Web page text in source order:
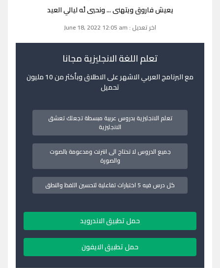
يعيش فاروق ويتهنى ... ونحيي لُه ليالي العيد
اخر تعديل : June 18, 2022 12:05 am
تعلم اللغة الانجليزية مجانا
مع البرنامج العربي الاشهر على الاطلاق وبأكثر من 10 مليون
تحميل
تعلم الانجليزية بدروس عربية مبسطة تجعلك تعشق
الانجليزية
جميع الدروس لا تحتاج الى انترنت ومدعومة بالصوت
والصورة
كل درس فيه 5 اختبارات تفاعلية لتحسين اللفظ والنطق
حمل تطبيق الاندرويد
حمل تطبيق الايفون